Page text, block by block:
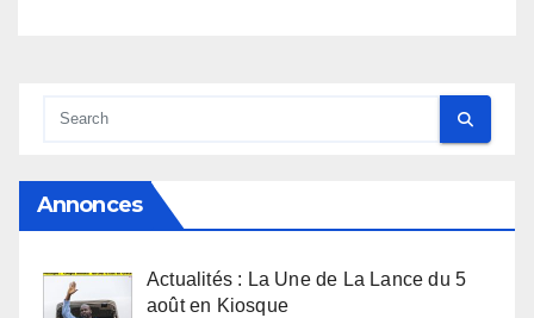
Annonces
Actualités : La Une de La Lance du 5
août en Kiosque